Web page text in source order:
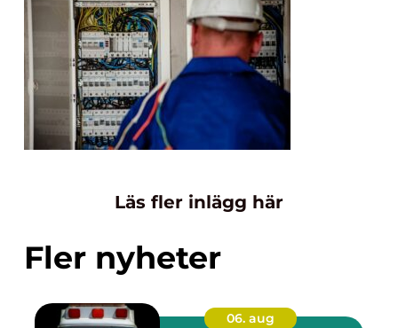
Läs fler inlägg här
Fler nyheter
06. aug